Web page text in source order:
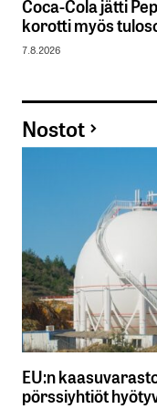
Coca-Cola jätti
korotti myös
7.8.2026
Nostot
EU:n
pörssiyhtiöt